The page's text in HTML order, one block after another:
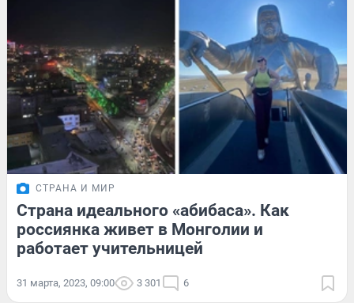
СТРАНА И МИР
Страна идеального «абибаса». Как
россиянка живет в Монголии и
работает учительницей
31 марта, 2023, 09:00 3 301 6